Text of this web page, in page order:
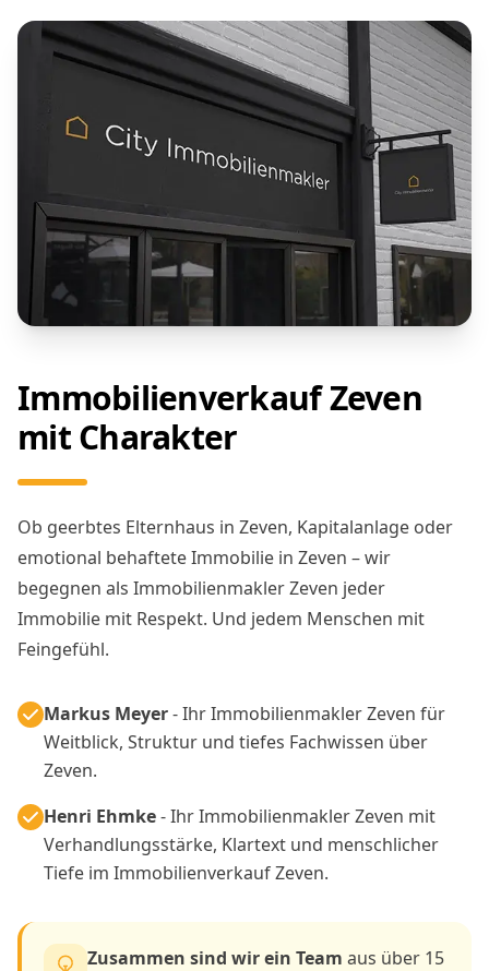
Immobilienverkauf Zeven
mit Charakter
Ob geerbtes Elternhaus in Zeven, Kapitalanlage oder
emotional behaftete Immobilie in Zeven – wir
begegnen als Immobilienmakler Zeven jeder
Immobilie mit Respekt. Und jedem Menschen mit
Feingefühl.
Markus Meyer- Ihr Immobilienmakler Zeven für
Weitblick, Struktur und tiefes Fachwissen über
Zeven.
Henri Ehmke- Ihr Immobilienmakler Zeven mit
Verhandlungsstärke, Klartext und menschlicher
Tiefe im Immobilienverkauf Zeven.
Zusammen sind wir ein Team aus über 15